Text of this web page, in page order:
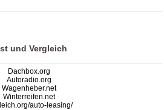
| Staumelder L213 ,3.5out of5based
und Vergleich
Dachbox.org
Autoradio.org
Wagenheber.net
Winterreifen.net
auto-leasing/